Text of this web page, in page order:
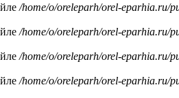
/home/o/oreleparh/orel-eparhia.ru/
/home/o/oreleparh/orel-eparhia.ru/
/home/o/oreleparh/orel-eparhia.ru/
/home/o/oreleparh/orel-eparhia.ru/